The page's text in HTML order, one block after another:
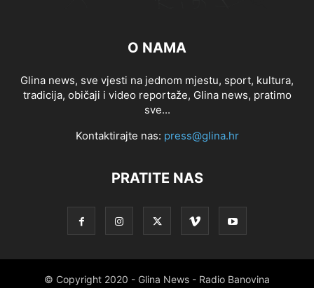
O NAMA
Glina news, sve vjesti na jednom mjestu, sport, kultura,
tradicija, običaji i video reportaže, Glina news, pratimo
sve...
Kontaktirajte nas: press@glina.hr
PRATITE NAS
© Copyright 2020 - Glina News - Radio Banovina